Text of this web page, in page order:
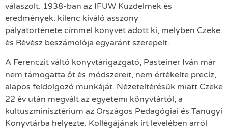
válaszolt. 1938-ban az IFUW Küzdelmek és
eredmények: kilenc kiváló asszony
pályatörténete címmel könyvet adott ki, melyben Czeke
és Révész beszámolója egyaránt szerepelt.
A Ferenczit váltó könyvtárigazgató, Pasteiner Iván már
nem támogatta őt és módszereit, nem értékelte precíz,
alapos feldolgozó munkáját. Nézeteltérésük miatt Czeke
22 év után megvált az egyetemi könyvtártól, a
kultuszminisztérium az Országos Pedagógiai és Tanügyi
Könyvtárba helyezte. Kollégájának írt levelében arról